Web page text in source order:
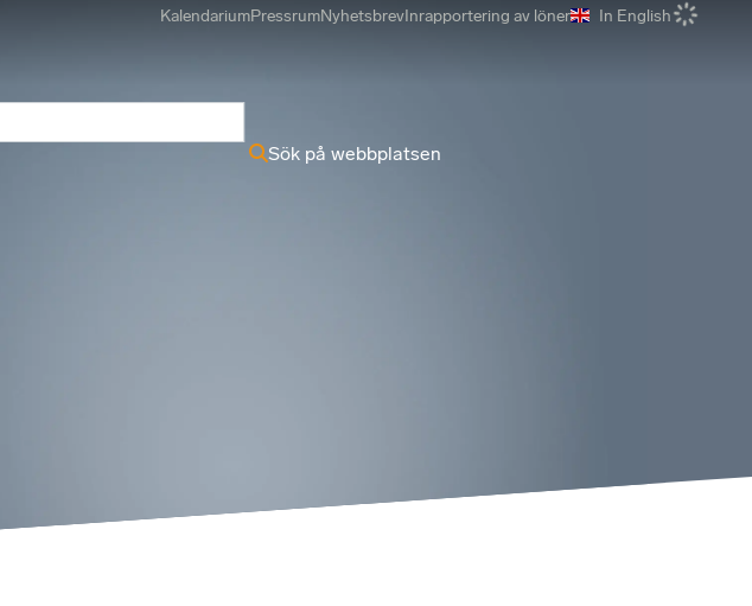
KalendariumPressrumNyhetsbrevInrapportering av löner In English
Sök på webbplatsen